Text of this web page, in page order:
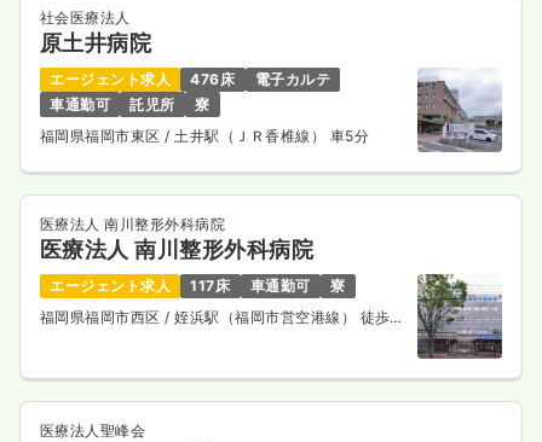
社会医療法人
原土井病院
エージェント求人 476床
電子カルテ
車通勤可
託児所
寮
福岡県福岡市東区 / 土井駅（ＪＲ香椎線） 車5分
医療法人 南川整形外科病院
医療法人 南川整形外科病院
エージェント求人 117床 車通勤可
寮
福岡県福岡市西区/ 姪浜駅（福岡市営空港線） 徒歩5
医療法人聖峰会